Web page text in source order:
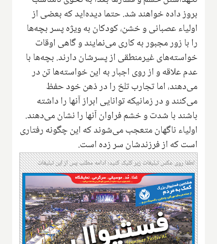
بروز داده خواهند شد. حتما دیده‌اید که بعضی از
اولیاء عصبانی و خشن، کودکان به ویژه پسر بچه‌ها
را با زور مجبور به کاری می‌نمایند و گاهی اوقات
خواسته‌های غیرمنطقی از پسرشان دارند. بچه‌ها با
عدم علاقه و از روی اجبار به این خواسته‌ها تن در
می‌دهند، اما تجارب تلخ را در ذهن خود حفظ
می‌کنند و در زمانیکه توانایی ابراز آنها را داشته
باشند با شدت و خشم فراوان آنها را نشان می‌دهند.
اولیاء ناگهان متعجب می‌شوند که این چگونه رفتاری
است که از فرزندشان سر زده است.
لطفا روی عکس تبلیغات زیر کلیک کنید؛ ادامه مطلب پس از این تبلیغات